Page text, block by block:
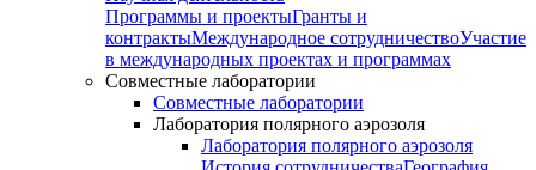
Программы и проектыГранты и
контрактыМеждународное сотрудничествоУчастие
в международных проектах и программах
Совместные лаборатории
Совместные лаборатории
Лаборатория полярного аэрозоля
Лаборатория полярного аэрозоля